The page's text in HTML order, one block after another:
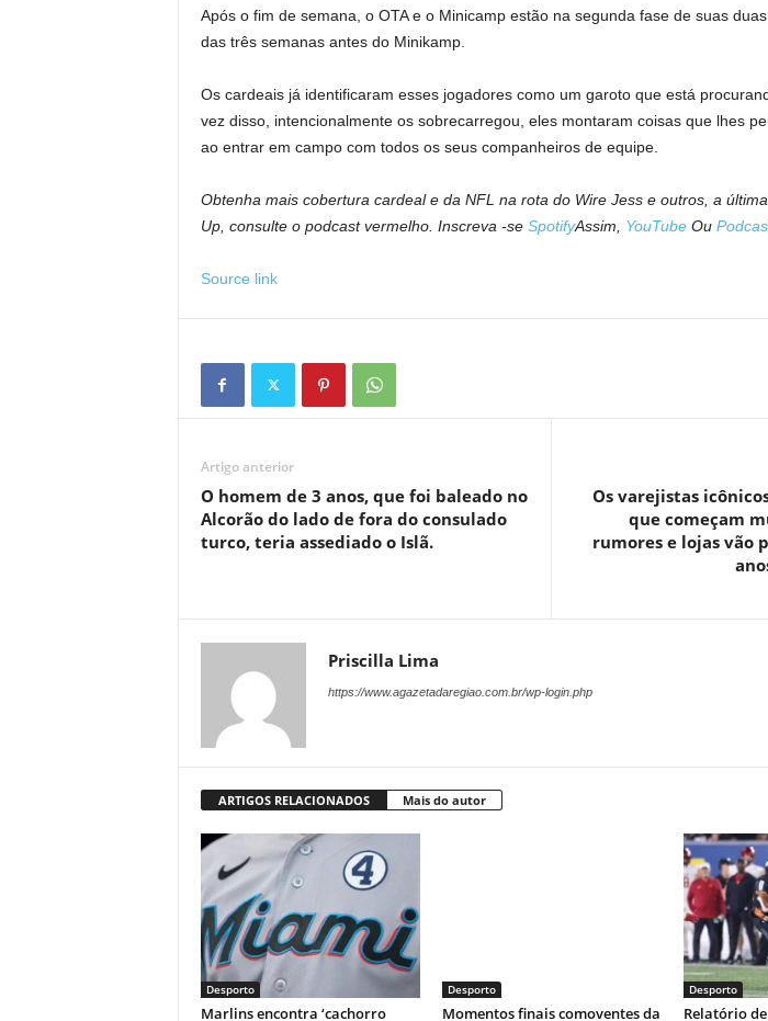
Após o fim de semana, o OTA e o Minicamp estão na segunda fase de suas
das três semanas antes do Minikamp.
Os cardeais já identificaram esses jogadores como um garoto que está
vez disso, intencionalmente os sobrecarregou, eles montaram coisas que lhes
ao entrar em campo com todos os seus companheiros de equipe.
Obtenha mais cobertura cardeal e da NFL na rota do Wire Jess e outros, a
Up, consulte o podcast vermelho. Inscreva -se SpotifyAssim, YouTubeOu
Source link
Artigo anterior
O homem de 3 anos, que foi baleado no
Alcorão do lado de fora do consulado
turco, teria assediado o Islã.
Os varejistas
que começam
rumores e lojas vão
Priscilla Lima
https://www.agazetadaregiao.com.br/wp-login.php
ARTIGOS RELACIONADOS Mais do autor
Desporto
Marlins encontra ‘cachorro
Desporto
Momentos finais comoventes da
Desporto
Relatório